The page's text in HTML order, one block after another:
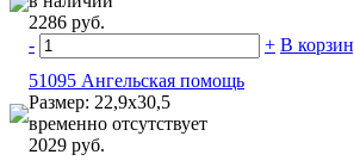
2286 руб.
-
+ В
51095 Ангельская помощь
Размер: 22,9x30,5
временно отсутствует
2029 руб.